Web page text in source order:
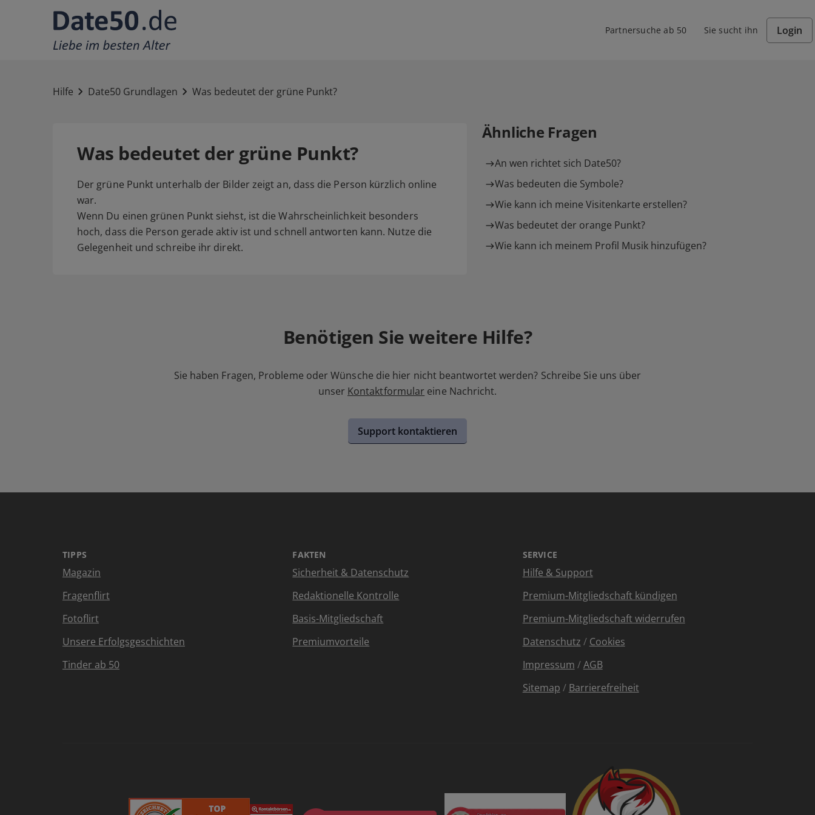
Partnersuche ab 50 Sie sucht ihn Login
Hilfe Date50 Grundlagen Was bedeutet der grüne Punkt?
Was bedeutet der grüne Punkt?
Der grüne Punkt unterhalb der Bilder zeigt an, dass die Person kürzlich online
war.
Wenn Du einen grünen Punkt siehst, ist die Wahrscheinlichkeit besonders
hoch, dass die Person gerade aktiv ist und schnell antworten kann. Nutze die
Gelegenheit und schreibe ihr direkt.
Ähnliche Fragen
An wen richtet sich Date50?
Was bedeuten die Symbole?
Wie kann ich meine Visitenkarte erstellen?
Was bedeutet der orange Punkt?
Wie kann ich meinem Profil Musik hinzufügen?
Benötigen Sie weitere Hilfe?
Sie haben Fragen, Probleme oder Wünsche die hier nicht beantwortet werden? Schreibe Sie uns über
unser Kontaktformular eine Nachricht.
Support kontaktieren
TIPPS
Magazin
Fragenflirt
Fotoflirt
Unsere Erfolgsgeschichten
Tinder ab 50
FAKTEN
Sicherheit & Datenschutz
Redaktionelle Kontrolle
Basis-Mitgliedschaft
Premiumvorteile
SERVICE
Hilfe & Support
Premium-Mitgliedschaft kündigen
Premium-Mitgliedschaft widerrufen
Datenschutz / Cookies
Impressum /AGB
Sitemap / Barrierefreiheit